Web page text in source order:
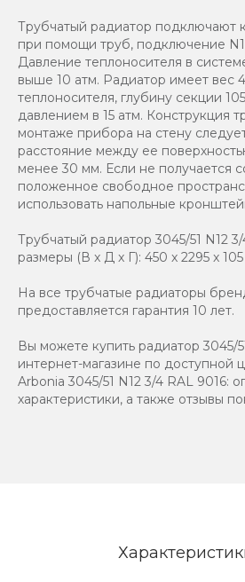
Трубчатый радиатор подключают
при помощи труб, подключение
Давление теплоносителя в
выше 10 атм. Радиатор имеет вес
теплоносителя, глубину секции
давлением в 15 атм. Конструкция
монтаже прибора на стену
расстояние между ее
менее 30 мм. Если не получается
положенное свободное
использовать напольные
Трубчатый радиатор 3045/51 N12
размеры (В x Д x Г): 450 x 2295 x
На все трубчатые радиаторы
предоставляется гарантия 10 лет.
Вы можете купить радиатор 3045/
интернет-магазине по доступной
Arbonia 3045/51 N12 3/4 RAL 9016:
характеристики, а также отзывы